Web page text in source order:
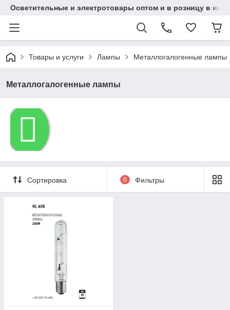
Осветительные и электротовары оптом и в розницу в
Товары и услуги Лампы Металлогалогенные лампы
Металлогалогенные лампы
Сортировка 0 Фильтры